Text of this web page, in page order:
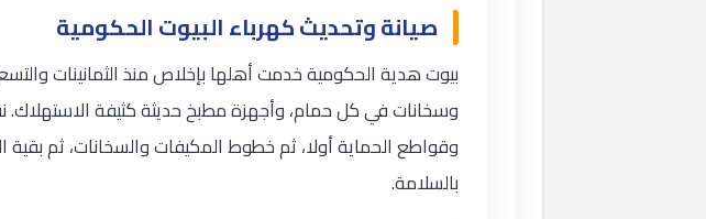
صيانة وتحديث كهرباء البيوت الحكومية
بيوت هدية الحكومية خدمت أهلها بإخلاص منذ الثمانينات
وسخانات في كل حمام، وأجهزة مطبخ حديثة كثيفة الاستهلاك.
وقواطع الحماية أولا، ثم خطوط المكيفات والسخانات، ثم بقية
بالسلامة.